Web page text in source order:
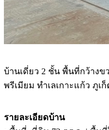
บ้านเดี่ยว 2 ชั้น พื้นที่กว้าง
พรีเมียม ทำเลเกาะแก้ว ภูเ
รายละเอียดบ้าน